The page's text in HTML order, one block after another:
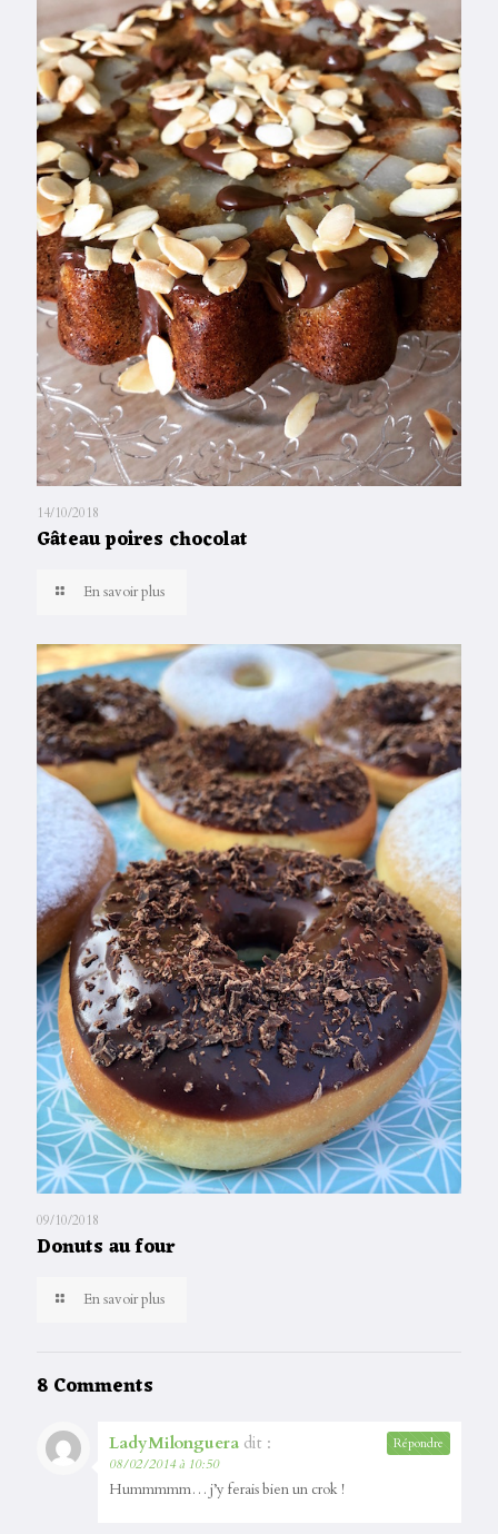
14/10/2018
Gâteau poires chocolat
En savoir plus
09/10/2018
Donuts au four
En savoir plus
8 Comments
LadyMilonguera dit :
08/02/2014 à 10:50
Hummmmm… j’y ferais bien un crok !
Répondre